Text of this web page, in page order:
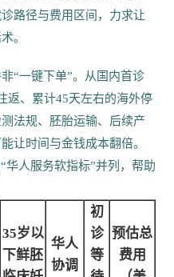
路径与费用区间，力求让
。
“一键下单”。从国内首诊
返、累计45天左右的海外停
法规、胚胎运输、后续产
让时间与金钱成本翻倍。
华人服务软指标”并列，帮助
35岁以
下鲜胚
华人
协调
初
诊
等
预估总
费用